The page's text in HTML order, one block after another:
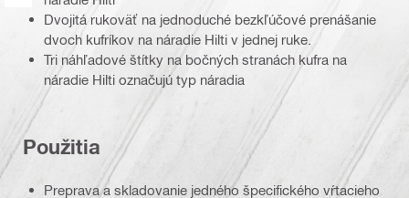
Dvojitá rukoväť na jednoduché bezkľúčové prenášanie
dvoch kufríkov na náradie Hilti v jednej ruke.
Tri náhľadové štítky na bočných stranách kufra na
náradie Hilti označujú typ náradia
Použitia
Preprava a skladovanie jedného špecifického vŕtacieho